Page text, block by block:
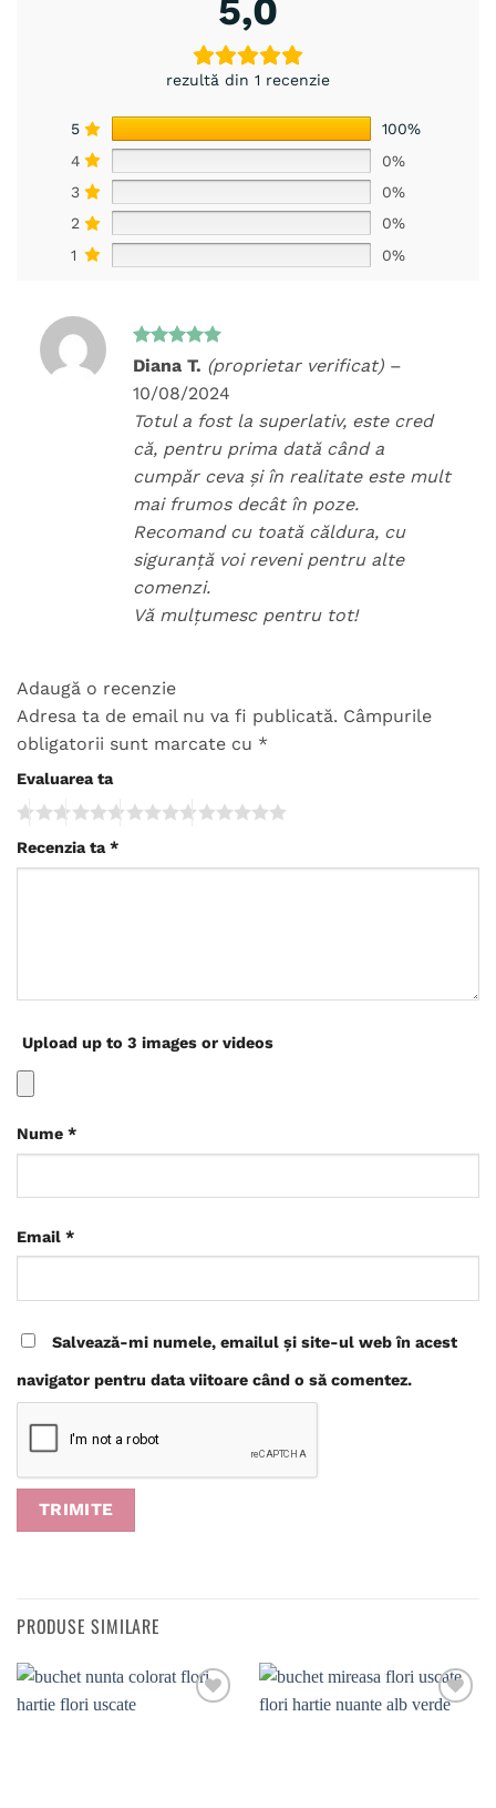
5,0
rezultă din 1 recenzie
5
100%
4
0%
3
0%
2
0%
1
0%
Evaluat la
Diana T. (proprietar verificat) –
10/08/2024
Totul a fost la superlativ, este cred
că, pentru prima dată când a
cumpăr ceva și în realitate este mult
mai frumos decât în poze.
Recomand cu toată căldura, cu
siguranță voi reveni pentru alte
comenzi.
Vă mulțumesc pentru tot!
Adaugă o recenzie
Adresa ta de email nu va fi publicată. Câmpurile
obligatorii sunt marcate cu *
Evaluarea ta
Recenzia ta *
Upload up to 3 images or videos
Nume *
Email *
Salvează-mi numele, emailul și site-ul web în acest
navigator pentru data viitoare când o să comentez.
PRODUSE SIMILARE